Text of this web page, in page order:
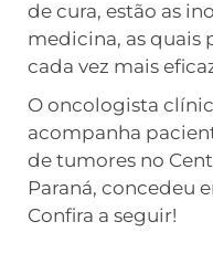
de cura, estão as
medicina, as
cada vez mais
O oncologista
acompanha
de tumores no
Paraná, concedeu
Confira a seguir!